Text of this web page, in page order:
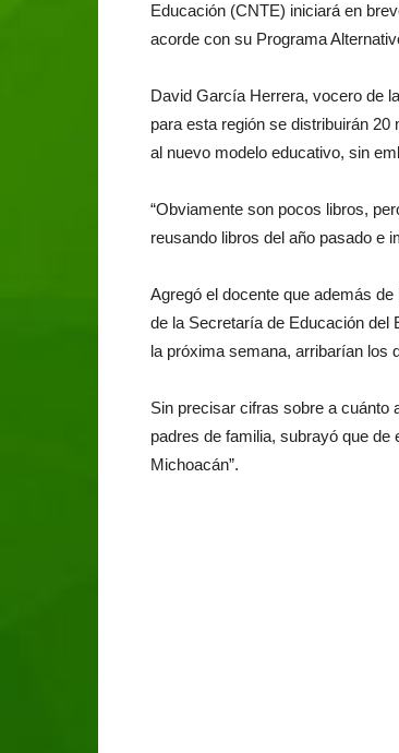
Educación (CNTE) iniciará en
acorde con su Programa
David García Herrera, vocero de
para esta región se distribuirán
al nuevo modelo educativo, sin
“Obviamente son pocos libros,
reusando libros del año pasado e
Agregó el docente que además
de la Secretaría de Educación del
la próxima semana, arribarían los
Sin precisar cifras sobre a cuánto
padres de familia, subrayó que
Michoacán”.